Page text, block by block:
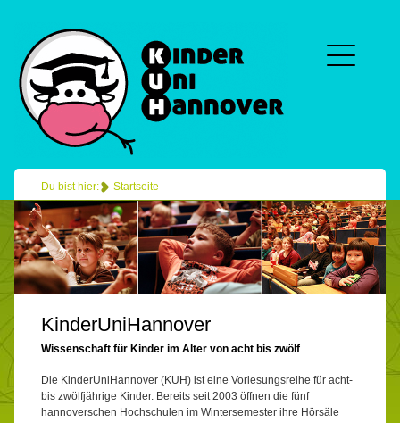
Du bist hier: Startseite
KinderUniHannover
Wissenschaft für Kinder im Alter von acht bis zwölf
Die KinderUniHannover (KUH) ist eine Vorlesungsreihe für acht-
bis zwölfjährige Kinder. Bereits seit 2003 öffnen die fünf
hannoverschen Hochschulen im Wintersemester ihre Hörsäle